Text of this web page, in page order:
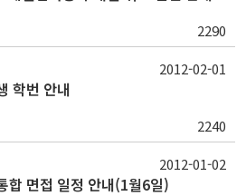
2290
학번 안내
2240
2012-02-01
합 면접 일정 안내(1월6일)
2012-01-02